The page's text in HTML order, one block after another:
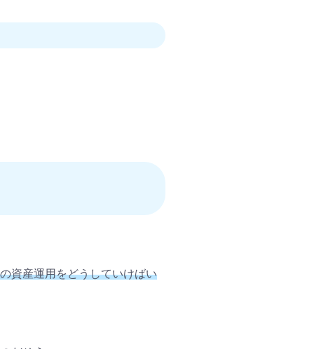
資産運用をどうしていけばい